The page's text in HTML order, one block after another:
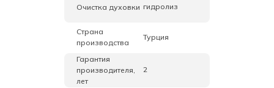
Очистка духовки гидролиз
Страна
производства
Турция
Гарантия
производителя,
лет
2